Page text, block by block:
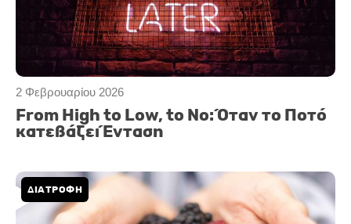
2 Φεβρουαρίου 2026
From High to Low, to No: Όταν το Ποτό
κατεβάζει Ένταση
ΔΙΑΤΡΟΦΗ